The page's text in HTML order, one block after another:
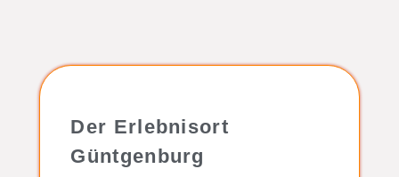
Der Erlebnisort
Güntgenburg